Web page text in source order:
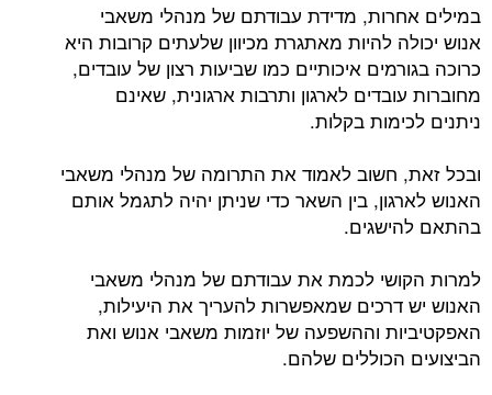
במילים אחרות, מדידת עבודתם של מנהלי משאבי
אנוש יכולה להיות מאתגרת מכיוון שלעתים קרובות היא
כרוכה בגורמים איכותיים כמו שביעות רצון של עובדים,
מחוברות עובדים לארגון ותרבות ארגונית, שאינם
ניתנים לכימות בקלות.
ובכל זאת, חשוב לאמוד את התרומה של מנהלי משאבי
האנוש לארגון, בין השאר כדי שניתן יהיה לתגמל אותם
בהתאם להישגים.
למרות הקושי לכמת את עבודתם של מנהלי משאבי
האנוש יש דרכים שמאפשרות להעריך את היעילות,
האפקטיביות וההשפעה של יוזמות משאבי אנוש ואת
הביצועים הכוללים שלהם.